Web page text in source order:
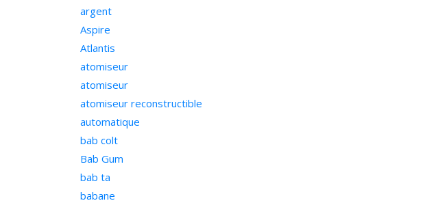
argent
Aspire
Atlantis
atomiseur
atomiseur
atomiseur reconstructible
automatique
bab colt
Bab Gum
bab ta
babane